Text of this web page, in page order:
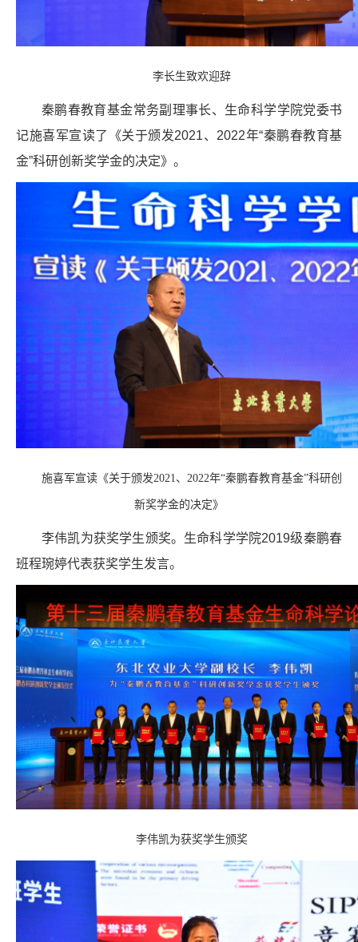
李长生致欢迎辞
秦鹏春教育基金常务副理事长、生命科学学院党委书
记施喜军宣读了《关于颁发2021、2022年“秦鹏春教育基
金”科研创新奖学金的决定》。
施喜军宣读《关于颁发2021、2022年“秦鹏春教育基金”科研创
新奖学金的决定》
李伟凯为获奖学生颁奖。生命科学学院2019级秦鹏春
班程琬婷代表获奖学生发言。
李伟凯为获奖学生颁奖